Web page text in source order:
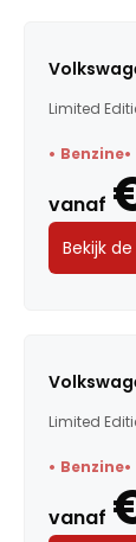
Limited
Benzine
vanaf
Bekijk
Limited
Benzine
vanaf